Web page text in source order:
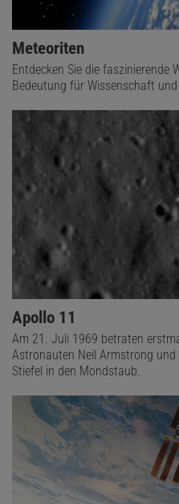
Meteoriten
Entdecken Sie die faszinierende
Bedeutung für Wissenschaft
Apollo 11
Am 21. Juli 1969 betraten
Astronauten Neil Armstrong
Stiefel in den Mondstaub.